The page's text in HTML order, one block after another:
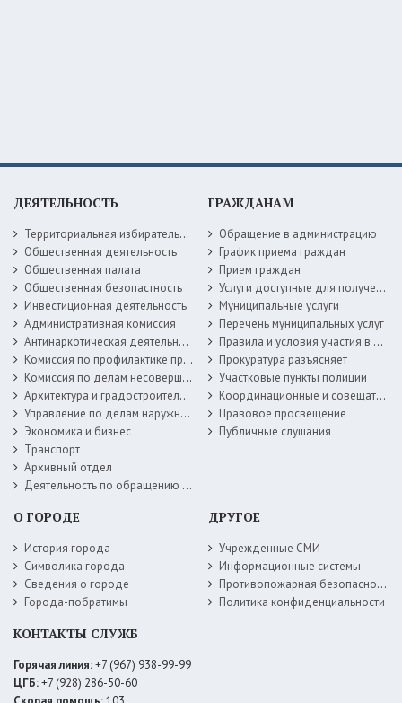
ДЕЯТЕЛЬНОСТЬ
Территориальная избирательная комиссия
Общественная деятельность
Общественная палата
Общественная безопастность
Инвестиционная деятельность
Административная комиссия
Антинаркотическая деятельность
Комиссия по профилактике правонарушений
Комиссия по делам несовершеннолетних
Архитектура и градостроительство
Управление по делам наружной рекламы
Экономика и бизнес
Транспорт
Архивный отдел
Деятельность по обращению с животными без владельцев
ГРАЖДАНАМ
Обращение в администрацию
График приема граждан
Прием граждан
Услуги доступные для получения в электронной форме
Муниципальные услуги
Перечень муниципальных услуг
Правила и условия участия в жилищных программах
Прокуратура разъясняет
Участковые пункты полиции
Координационные и совещательные органы
Правовое просвещение
Публичные слушания
О ГОРОДЕ
История города
Символика города
Сведения о городе
Города-побратимы
ДРУГОЕ
Учрежденные СМИ
Информационные системы
Противопожарная безопасность
Политика конфиденциальности
КОНТАКТЫ СЛУЖБ
Горячая линия:+7 (967) 938-99-99
ЦГБ:+7 (928) 286-50-60